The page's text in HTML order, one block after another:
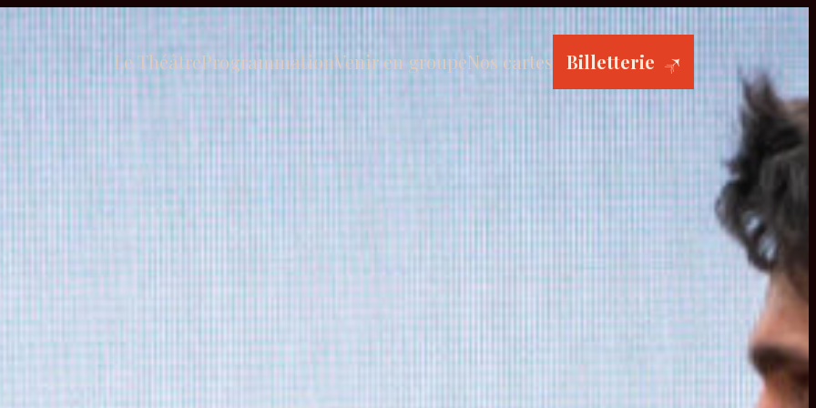
Le ThéâtreProgrammationVenir en groupeNos cartes Billetterie